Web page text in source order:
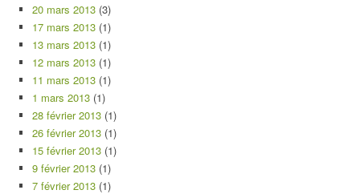
20 mars 2013 (3)
17 mars 2013 (1)
13 mars 2013 (1)
12 mars 2013 (1)
11 mars 2013 (1)
1 mars 2013 (1)
28 février 2013 (1)
26 février 2013 (1)
15 février 2013 (1)
9 février 2013 (1)
7 février 2013 (1)